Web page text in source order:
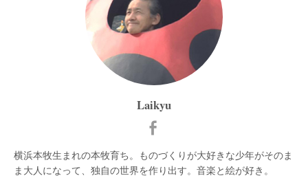
Laikyu
横浜本牧生まれの本牧育ち。ものづくりが大好きな少年がそのま
ま大人になって、独自の世界を作り出す。音楽と絵が好き。